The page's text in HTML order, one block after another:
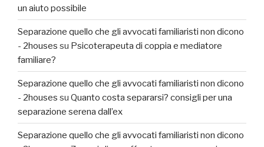
un aiuto possibile
Separazione quello che gli avvocati familiaristi non dicono
- 2houses su Psicoterapeuta di coppia e mediatore
familiare?
Separazione quello che gli avvocati familiaristi non dicono
- 2houses su Quanto costa separarsi? consigli per una
separazione serena dall’ex
Separazione quello che gli avvocati familiaristi non dicono